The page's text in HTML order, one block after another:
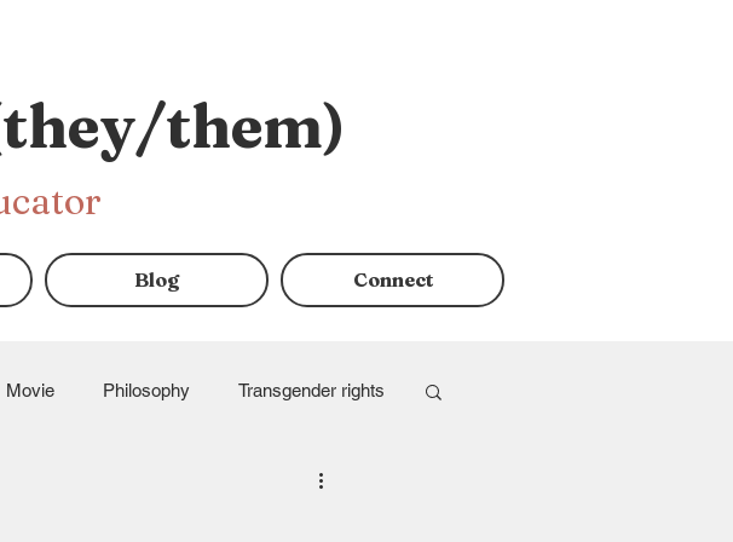
Movie Philosophy Transgender rights
them)
Blog Connect